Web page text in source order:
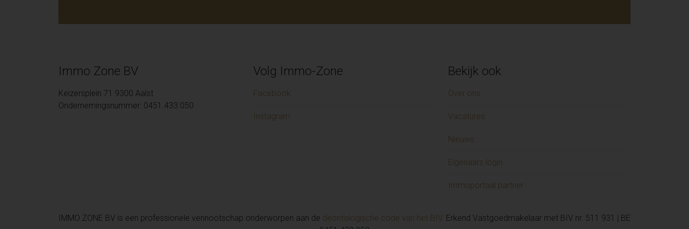
Immo Zone BV
Keizersplein 71 9300 Aalst
Ondernemingsnummer: 0451.433.050
Volg Immo-Zone
Facebook
Instagram
Bekijk ook
Over ons
Vacatures
Nieuws
Eigenaars login
Immoportaal partner
IMMO ZONE BV is een professionele vennootschap onderworpen aan de deontologische code van het BIV. Erkend Vastgoedmakelaar met BIV nr. 511 931 | BE